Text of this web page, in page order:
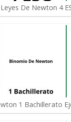
De Newton 4
1 Bachillerato